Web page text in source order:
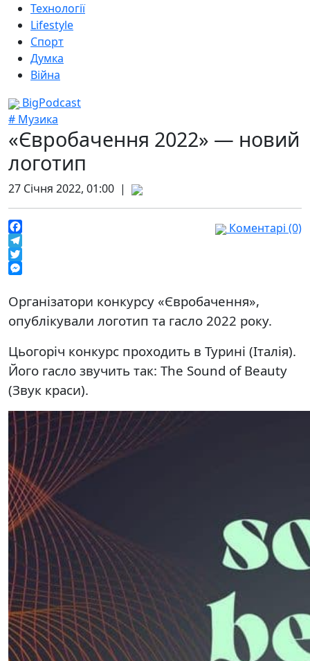
Технології
Lifestyle
Спорт
Думка
Війна
BigPodcast
# Музика
«Євробачення 2022» — новий
логотип
27 Січня 2022, 01:00 |
Facebook
Telegram
Twitter
Коментарі (0)
Організатори конкурсу «Євробачення»,
опублікували логотип та гасло 2022 року.
Цьогоріч конкурс проходить в Турині (Італія).
Його гасло звучить так: The Sound of Beauty
(Звук краси).